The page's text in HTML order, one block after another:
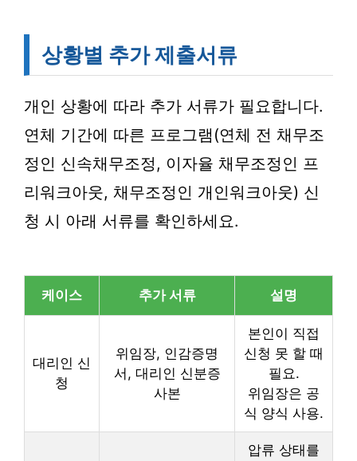
상황별 추가 제출서류
개인 상황에 따라 추가 서류가 필요합니다.
연체 기간에 따른 프로그램(연체 전 채무조
정인 신속채무조정, 이자율 채무조정인 프
리워크아웃, 채무조정인 개인워크아웃) 신
청 시 아래 서류를 확인하세요.
케이스 추가 서류 설명
대리인 신
청
위임장, 인감증명
서, 대리인 신분증
사본
본인이 직접
신청 못 할 때
필요.
위임장은 공
식 양식 사용.
압류 상태를